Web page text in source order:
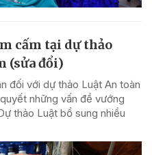
cấm tại dự thảo
(sửa đổi)
đối với dự thảo Luật An toàn
những vấn đề vướng
thảo Luật bổ sung nhiều